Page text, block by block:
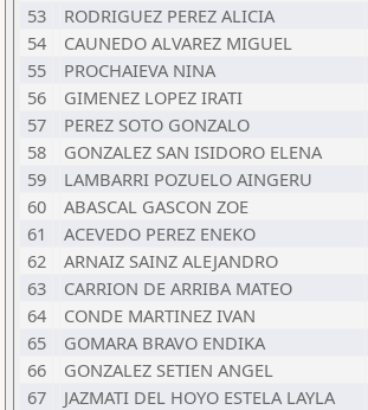
53
RODRIGUEZ PEREZ ALICIA
54
CAUNEDO ALVAREZ MIGUEL
55
PROCHAIEVA NINA
56
GIMENEZ LOPEZ IRATI
57
PEREZ SOTO GONZALO
58
GONZALEZ SAN ISIDORO ELENA
59
LAMBARRI POZUELO AINGERU
60
ABASCAL GASCON ZOE
61
ACEVEDO PEREZ ENEKO
62
ARNAIZ SAINZ ALEJANDRO
63
CARRION DE ARRIBA MATEO
64
CONDE MARTINEZ IVAN
65
GOMARA BRAVO ENDIKA
66
GONZALEZ SETIEN ANGEL
67
JAZMATI DEL HOYO ESTELA LAYLA